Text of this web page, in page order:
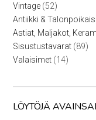
Vintage 5252
tuotetta
Antiikki &
Astiat, Maljakot,
Sisustustavarat 8989
Valaisimet 1414
LÖYTÖJÄ